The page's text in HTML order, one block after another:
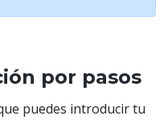
por pasos
puedes introducir tu